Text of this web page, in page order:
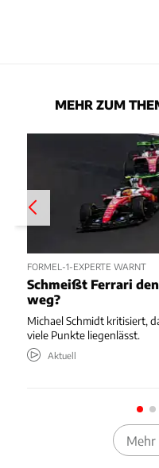
MEHR ZUM
FORMEL-1-EXPERTE WARNT
Schmeißt Ferrari
weg?
Michael Schmidt kritisiert,
viele Punkte liegenlässt.
Aktuell
Mehr